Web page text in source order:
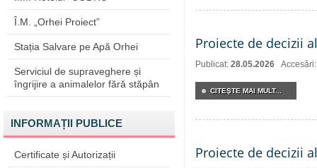
Î.M. „Orhei Proiect”
Stația Salvare pe Apă Orhei
Serviciul de supraveghere și
îngrijire a animalelor fără stăpân
INFORMAȚII PUBLICE
Certificate și Autorizații
Proiecte de decizii
Publicat: 28.05.2026
CITEŞTE MAI MULT...
Proiecte de decizii